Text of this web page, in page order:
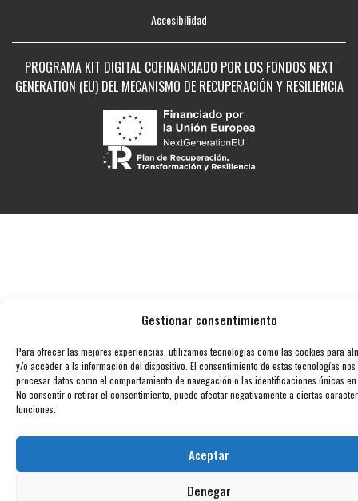
Gestionar consentimiento
Para ofrecer las mejores experiencias, utilizamos tecnologías como las cookies para
y/o acceder a la información del dispositivo. El consentimiento de estas tecnologías
procesar datos como el comportamiento de navegación o las identificaciones únicas
No consentir o retirar el consentimiento, puede afectar negativamente a ciertas
funciones.
Aceptar
Denegar
Accesibilidad
PROGRAMA KIT DIGITAL COFINANCIADO POR LOS FONDOS NEXT
GENERATION (EU) DEL MECANISMO DE RECUPERACIÓN Y RESILIENCIA